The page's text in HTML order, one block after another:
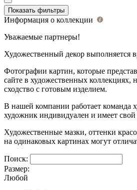
Показать фильтры
Информация о коллекции
Уважаемые партнеры!
Художественный декор выполняется
Фотографии картин, которые
сайте в художественных коллекциях,
сходство с готовым изделием.
В нашей компании работает команда
художник индивидуален и имеет свой
Художественные мазки, оттенки
на одинаковых картинах могут
Поиск:
Размер:
Любой